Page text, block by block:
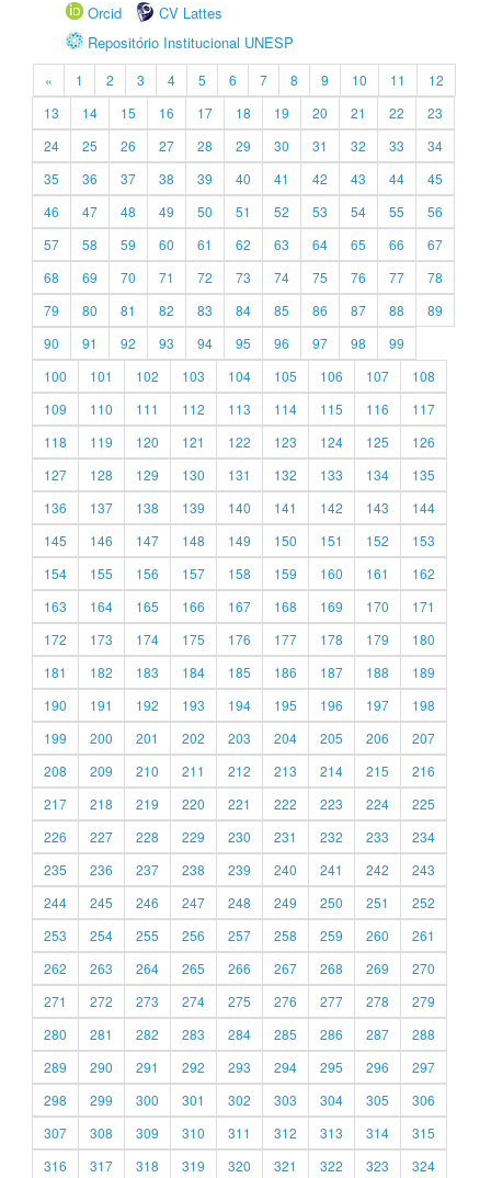
Orcid
CV Lattes
Repositório Institucional UNESP
« 1 2 3 4 5 6 7 8 9 10 11
12
13
14 15 16 17 18 19 20 21 22
23
24
25 26 27 28 29 30 31 32 33
34
35
36 37 38 39 40 41 42 43 44
45
46
47 48 49 50 51 52 53 54 55
56
57
58 59 60 61 62 63 64 65 66
67
68
69 70 71 72 73 74 75 76 77
78
79
80 81 82 83 84 85 86 87 88
89
90
91 92 93 94 95 96 97 98
99
100
101 102 103 104 105 106 107
108
109
110 111 112 113 114 115 116
117
118
119 120 121 122 123 124 125
126
127
128 129 130 131 132 133 134
135
136
137 138 139 140 141 142 143
144
145
146 147 148 149 150 151 152
153
154
155 156 157 158 159 160 161
162
163
164 165 166 167 168 169 170
171
172
173 174 175 176 177 178 179
180
181
182 183 184 185 186 187 188
189
190
191 192 193 194 195 196 197
198
199
200 201 202 203 204 205 206
207
208
209 210 211 212 213 214 215
216
217
218 219 220 221 222 223 224
225
226
227 228 229 230 231 232 233
234
235
236 237 238 239 240 241 242
243
244
245 246 247 248 249 250 251
252
253
254 255 256 257 258 259 260
261
262
263 264 265 266 267 268 269
270
271
272 273 274 275 276 277 278
279
280
281 282 283 284 285 286 287
288
289
290 291 292 293 294 295 296
297
298
299 300 301 302 303 304 305
306
307
308 309 310 311 312 313 314
315
316
317 318 319 320 321 322 323 324